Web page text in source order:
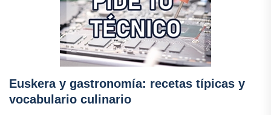
Euskera y gastronomía: recetas típicas y
vocabulario culinario